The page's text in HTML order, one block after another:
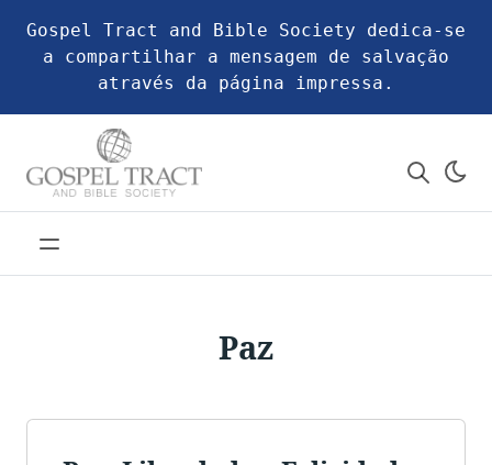
Gospel Tract and Bible Society dedica-se
a compartilhar a mensagem de salvação
através da página impressa.
Paz